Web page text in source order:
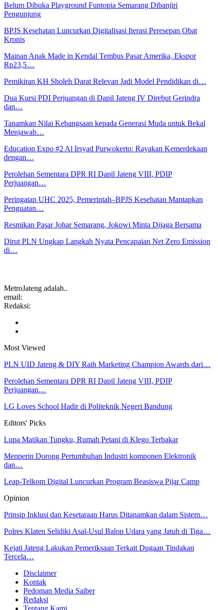
Belum Dibuka Playground Funtopia Semarang Dibanjiri
Pengunjung
BPJS Kesehatan Luncurkan Digitalisasi Iterasi Peresepan Obat
Kronis
Mainan Anak Made in Kendal Tembus Pasar Amerika, Ekspor
Rp23,5…
Pemikiran KH Sholeh Darat Relevan Jadi Model Pendidikan di…
Dua Kursi PDI Perjuangan di Dapil Jateng IV Direbut Gerindra
dan…
Tanamkan Nilai Kebangsaan kepada Generasi Muda untuk Bekal
Menjawab…
Education Expo #2 Al Irsyad Purwokerto: Rayakan Kemerdekaan
dengan…
Perolehan Sementara DPR RI Dapil Jateng VIII, PDIP
Perjuangan…
Peringatan UHC 2025, Pemerintah–BPJS Kesehatan Mantapkan
Penguatan…
Resmikan Pasar Johar Semarang, Jokowi Minta Dijaga Bersama
Dirut PLN Ungkap Langkah Nyata Pencapaian Net Zero Emission
di…
MetroJateng adalah..
email:
Redaksi:
Most Viewed
PLN UID Jateng & DIY Raih Marketing Champion Awards dari…
Perolehan Sementara DPR RI Dapil Jateng VIII, PDIP
Perjuangan…
LG Loves School Hadir di Politeknik Negeri Bandung
Editors' Picks
Lupa Matikan Tungku, Rumah Petani di Klego Terbakar
Menperin Dorong Pertumbuhan Industri komponen Elektronik
dan…
Leap-Telkom Digital Luncurkan Program Beasiswa Pijar Camp
Opinion
Prinsip Inklusi dan Kesetaraan Harus Ditanamkan dalam Sistem…
Polres Klaten Selidiki Asal-Usul Balon Udara yang Jatuh di Tiga…
Kejati Jateng Lakukan Pemeriksaan Terkait Dugaan Tindakan
Tercela…
Disclaimer
Kontak
Pedoman Media Saiber
Redaksi